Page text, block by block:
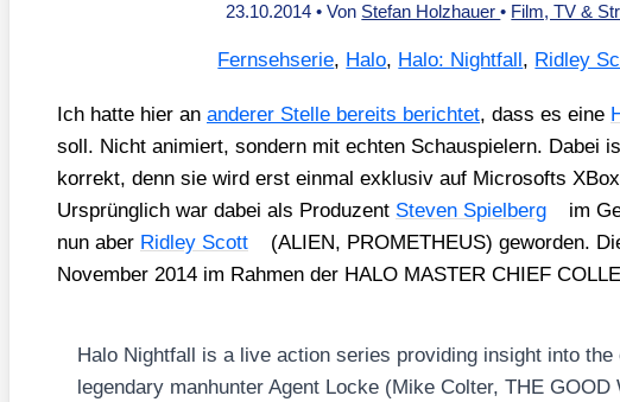
23.10.2014• Von Stefan Holzhauer• Film, TV &
Fernsehserie, Halo, Halo: Nightfall , Ridley
Ich hat­te hier an ande­rer Stel­le bereits berich­tet, dass es eine
soll. Nicht ani­miert, son­dern mit ech­ten Schau­spie­lern. Dabei
kor­rekt, denn sie wird erst ein­mal exklu­siv auf Micro­softs
Ursprüng­lich war dabei als Pro­du­zent Ste­ven Spiel­berg
im
nun aber Rid­ley Scott
(ALIEN, PROMETHEUS) gewor­den.
Novem­ber 2014 im Rah­men der HALO MASTER CHIEF
Halo Night­fall is a live action series pro­vi­ding insight into
legen­da­ry manhun­ter Agent Locke (Mike Col­ter, THE